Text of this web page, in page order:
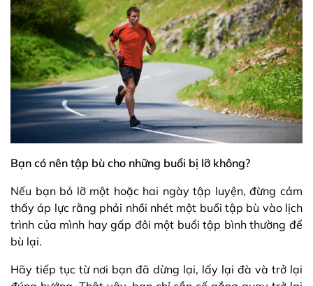
Bạn có nên tập bù cho những buổi bị lỡ không?
Nếu bạn bỏ lỡmột hoặc hai ngày tập luyện, đừng cảm
thấy áp lực rằng phải nhồi nhét một buổi tập bù vào lịch
trình của mình hay gấp đôi một buổi tập bình thường để
bù lại.
Hãy tiếp tục từ nơi bạn đã dừng lại, lấy lại đà và trở lại